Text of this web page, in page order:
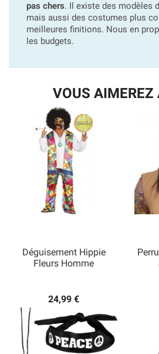
pas chers. Il existe des modèles
mais aussi des costumes plus
meilleures finitions. Nous en
les budgets.
VOUS AIMEREZ
Déguisement Hippie
Fleurs Homme
24,99 €